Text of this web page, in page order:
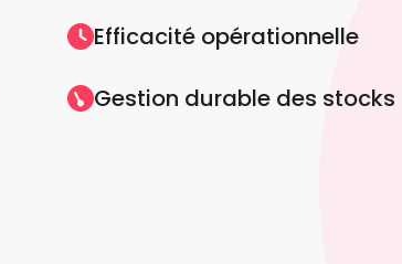
Efficacité opérationnelle
Gestion durable des stocks